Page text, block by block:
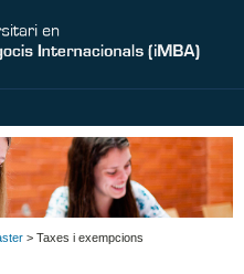
> Taxes i exempcions